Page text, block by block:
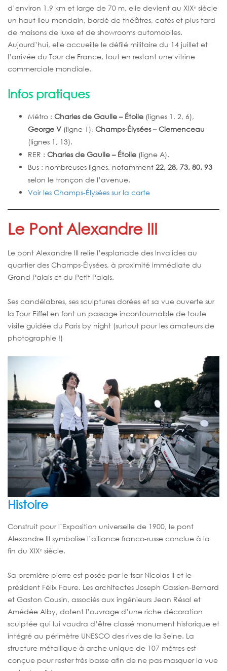
d’environ 1,9 km et large de 70 m, elle devient au XIXᵉ siècle
un haut lieu mondain, bordé de théâtres, cafés et plus tard
de maisons de luxe et de showrooms automobiles.
Aujourd’hui, elle accueille le défilé militaire du 14 juillet et
l’arrivée du Tour de France, tout en restant une vitrine
commerciale mondiale.
Infos pratiques
Métro : Charles de Gaulle – Étoile (lignes 1, 2, 6),
George V (ligne 1), Champs-Élysées – Clemenceau
(lignes 1, 13).
RER : Charles de Gaulle – Étoile (ligne A).
Bus : nombreuses lignes, notamment 22, 28, 73, 80, 93
selon le tronçon de l’avenue.
Voir les Champs-Élysées sur la carte
Le Pont Alexandre III
Le pont Alexandre III relie l’esplanade des Invalides au
quartier des Champs-Élysées, à proximité immédiate du
Grand Palais et du Petit Palais.
Ses candélabres, ses sculptures dorées et sa vue ouverte sur
la Tour Eiffel en font un passage incontournable de toute
visite guidée du Paris by night (surtout pour les amateurs de
photographie !)
Histoire
Construit pour l’Exposition universelle de 1900, le pont
Alexandre III symbolise l’alliance franco-russe conclue à la
fin du XIXᵉ siècle.
Sa première pierre est posée par le tsar Nicolas II et le
président Félix Faure. Les architectes Joseph Cassien-Bernard
et Gaston Cousin, associés aux ingénieurs Jean Résal et
Amédée Alby, dotent l’ouvrage d’une riche décoration
sculptée qui lui vaudra d’être classé monument historique et
intégré au périmètre UNESCO des rives de la Seine. La
structure métallique à arche unique de 107 mètres est
conçue pour rester très basse afin de ne pas masquer la vue